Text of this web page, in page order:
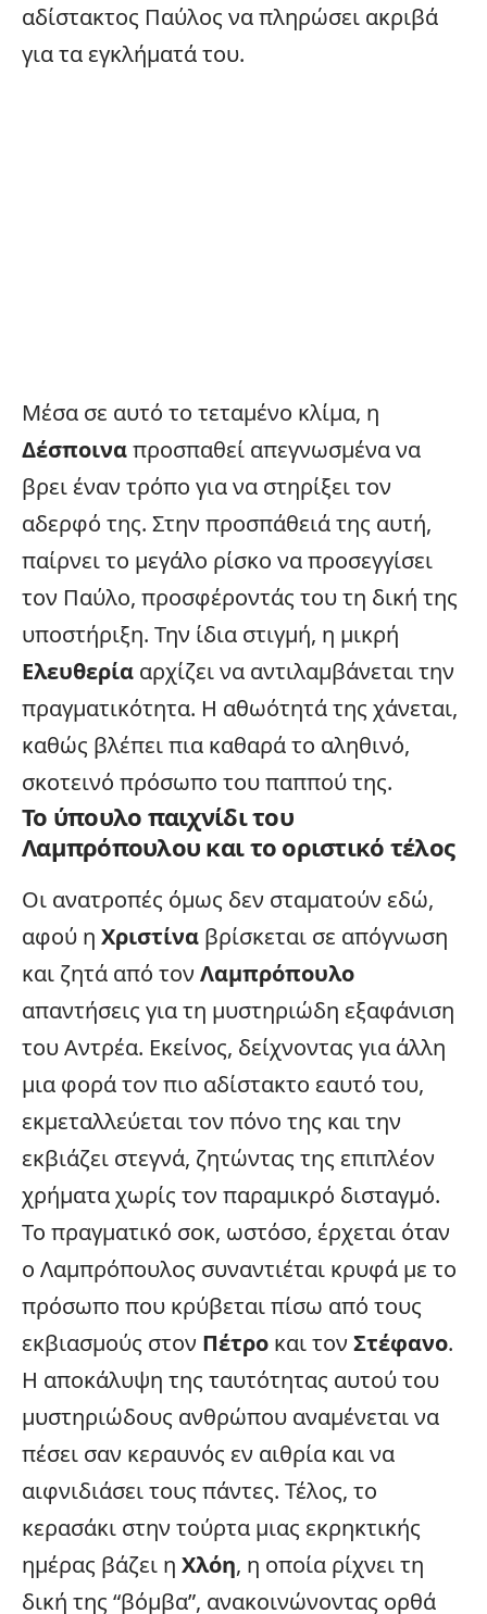
αδίστακτος Παύλος να πληρώσει ακριβά
για τα εγκλήματά του.
Μέσα σε αυτό το τεταμένο κλίμα, η
Δέσποιναπροσπαθεί απεγνωσμένα να
βρει έναν τρόπο για να στηρίξει τον
αδερφό της. Στην προσπάθειά της αυτή,
παίρνει το μεγάλο ρίσκο να προσεγγίσει
τον Παύλο, προσφέροντάς του τη δική της
υποστήριξη. Την ίδια στιγμή, η μικρή
Ελευθερία αρχίζει να αντιλαμβάνεται την
πραγματικότητα. Η αθωότητά της χάνεται,
καθώς βλέπει πια καθαρά το αληθινό,
σκοτεινό πρόσωπο του παππού της.
Το ύπουλο παιχνίδι του
Λαμπρόπουλου και το οριστικό τέλος
Οι ανατροπές όμως δεν σταματούν εδώ,
αφού η Χριστίνα βρίσκεται σε απόγνωση
και ζητά από τον Λαμπρόπουλο
απαντήσεις για τη μυστηριώδη εξαφάνιση
του Αντρέα. Εκείνος, δείχνοντας για άλλη
μια φορά τον πιο αδίστακτο εαυτό του,
εκμεταλλεύεται τον πόνο της και την
εκβιάζει στεγνά, ζητώντας της επιπλέον
χρήματα χωρίς τον παραμικρό δισταγμό.
Το πραγματικό σοκ, ωστόσο, έρχεται όταν
ο Λαμπρόπουλος συναντιέται κρυφά με το
πρόσωπο που κρύβεται πίσω από τους
εκβιασμούς στον Πέτρο και τον Στέφανο.
Η αποκάλυψη της ταυτότητας αυτού του
μυστηριώδους ανθρώπου αναμένεται να
πέσει σαν κεραυνός εν αιθρία και να
αιφνιδιάσει τους πάντες. Τέλος, το
κερασάκι στην τούρτα μιας εκρηκτικής
ημέρας βάζει η Χλόη, η οποία ρίχνει τη
δική της “βόμβα”, ανακοινώνοντας ορθά